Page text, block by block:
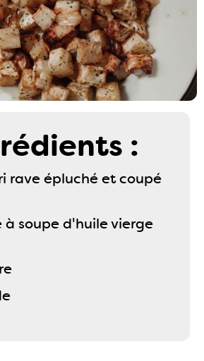
:
rave épluché et coupé
à soupe d'huile vierge